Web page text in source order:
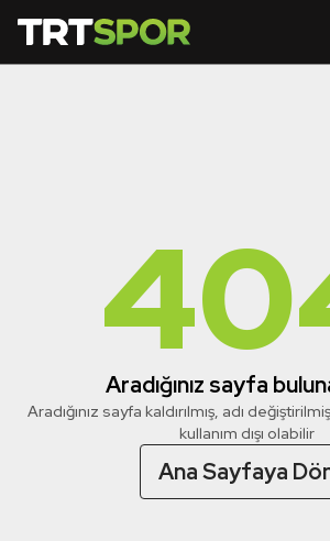
Aradığınız sayfa
Aradığınız sayfa kaldırılmış, adı
kullanım dışı olabilir
Ana Sayfaya